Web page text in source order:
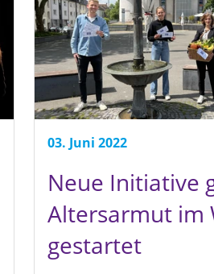
03. Juni 2022
Neue Initiative
Altersarmut im
gestartet